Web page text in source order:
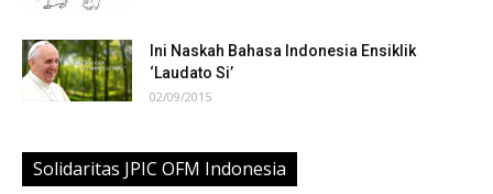
Ini Naskah Bahasa Indonesia Ensiklik
‘Laudato Si’
02/09/2015
Solidaritas JPIC OFM Indonesia